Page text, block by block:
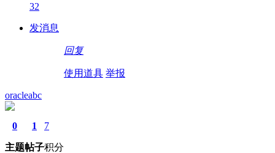
32
发消息
回复
使用道具 举报
oracleabc
0
主题
1
帖子
7
积分